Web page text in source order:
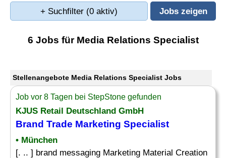
+ Suchfilter (0 aktiv)
6 Jobs für Media Relations Specialist
Stellenangebote Media Relations Specialist Jobs
Job vor 8 Tagen bei StepStone gefunden
KJUS Retail Deutschland GmbH
Brand Trade Marketing Specialist
• München
[. .. ] brand messaging Marketing Material Creation